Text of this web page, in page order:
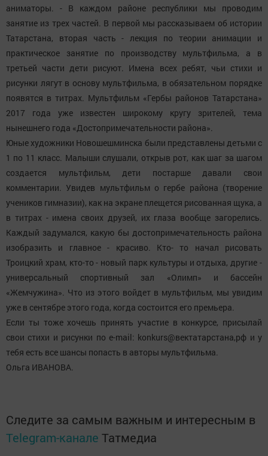
аниматоры. - В каждом районе республики мы проводим
занятие из трех частей. В первой мы рассказываем об истории
Татарстана, вторая часть - лекция по теории анимации и
практическое занятие по производству мультфильма, а в
третьей части дети рисуют. Имена всех ребят, чьи стихи и
рисунки лягут в основу мультфильма, в обязательном порядке
появятся в титрах. Мультфильм «Гербы районов Татарстана»
2017 года уже известен широкому кругу зрителей, тема
нынешнего года «Достопримечательности района».
Юные художники Новошешминска были представлены детьми с
1 по 11 класс. Малыши слушали, открыв рот, как шаг за шагом
создается мультфильм, дети постарше давали свои
комментарии. Увидев мультфильм о гербе района (творение
учеников гимназии), как на экране плещется рисованная щука, а
в титрах - имена своих друзей, их глаза вообще загорелись.
Каждый задумался, какую бы достопримечательность района
изобразить и главное - красиво. Кто- то начал рисовать
Троицкий храм, кто-то - новый парк культуры и отдыха, другие -
универсальный спортивный зал «Олимп» и бассейн
«Жемчужина». Что из этого войдет в мультфильм, мы увидим
уже в сентябре этого года, когда состоится его премьера.
Если ты тоже хочешь принять участие в конкурсе, присылай
свои стихи и рисунки по e-mail: konkurs@вектатарстана,рф и у
тебя есть все шансы попасть в авторы мультфильма.
Ольга ИВАНОВА.
Следите за самым важным и интересным в
Telegram-канале Татмедиа